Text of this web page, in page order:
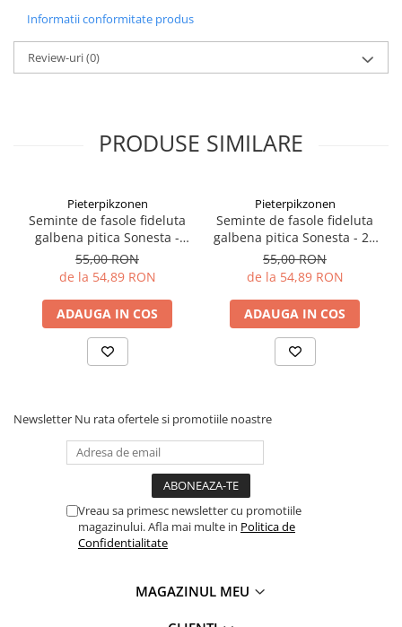
Informatii conformitate produs
Review-uri(0)
PRODUSE SIMILARE
Pieterpikzonen
Seminte de fasole fideluta
galbena pitica Sonesta -
vrac - 1 kg
55,00 RON
de la 54,89 RON
ADAUGA IN COS
Pieterpikzonen
Seminte de fasole fideluta
galbena pitica Sonesta - 20
KG
55,00 RON
de la 54,89 RON
ADAUGA IN COS
Newsletter Nu rata ofertele si promotiile noastre
Vreau sa primesc newsletter cu promotiile
magazinului. Afla mai multe in Politica de
Confidentialitate
MAGAZINUL MEU